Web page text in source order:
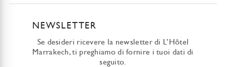
NEWSLETTER
Se desideri ricevere la newsletter di L’Hôtel
Marrakech, ti preghiamo di fornire i tuoi dati di
seguito.